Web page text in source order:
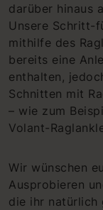
darüber hinaus
Unsere Schritt-
mithilfe des
bereits eine
enthalten,
Schnitten mit
– wie zum
Volant-
Wir wünschen
Ausprobieren
die ihr natürlich